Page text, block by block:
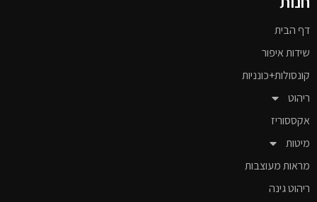
דף הבית
שידות איפור
קונסולות+כונניות
ריהוט
אקססוריז
מיטות
מראות מעוצבות
ריהוט גינה